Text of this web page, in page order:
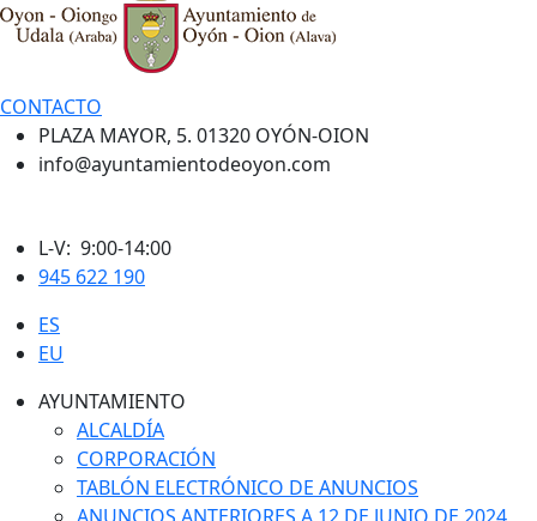
CONTACTO
PLAZA MAYOR, 5. 01320 OYÓN-OION
info@ayuntamientodeoyon.com
L-V: 9:00-14:00
945 622 190
ES
EU
AYUNTAMIENTO
ALCALDÍA
CORPORACIÓN
TABLÓN ELECTRÓNICO DE ANUNCIOS